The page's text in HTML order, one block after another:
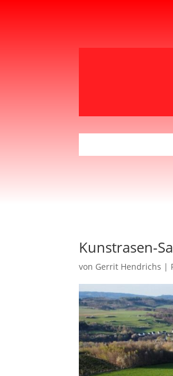
Kunstrasen-
von Gerrit Hendrichs |